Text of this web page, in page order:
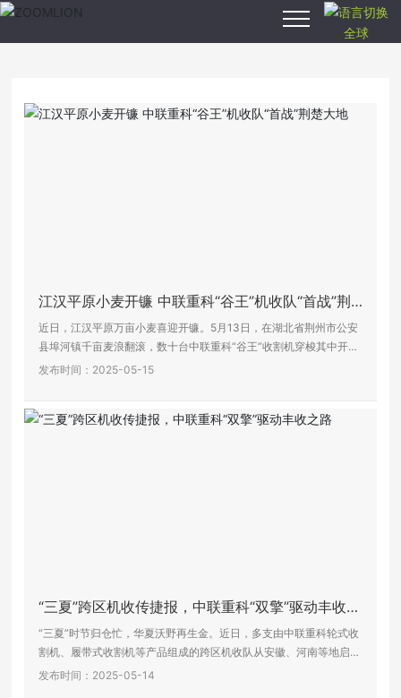
（中国）
关于我们
加入我们
全球
江汉平原小麦开镰 中联重科“谷王”机收队“首战”荆
楚大地
近日，江汉平原万亩小麦喜迎开镰。5月13日，在湖北省荆州市公安
县埠河镇千亩麦浪翻滚，数十台中联重科“谷王”收割机穿梭其中开镰
收获。
发布时间：2025-05-15
“三夏”跨区机收传捷报，中联重科“双擎”驱动丰收之
路
“三夏”时节归仓忙，华夏沃野再生金。近日，多支由中联重科轮式收
割机、履带式收割机等产品组成的跨区机收队从安徽、河南等地启
程，开启了今年的“三夏”征程。
发布时间：2025-05-14